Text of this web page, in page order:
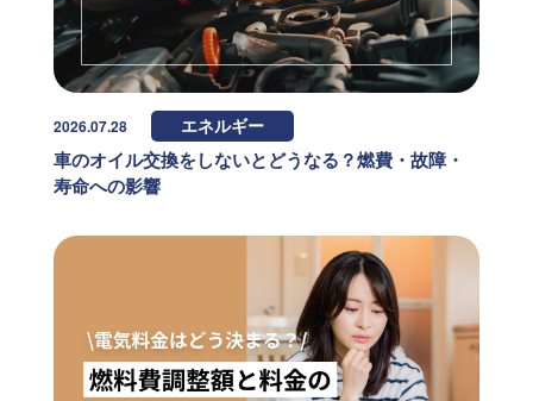
2026.07.28 エネルギー
車のオイル交換をしないとどうなる？燃費・故障・
寿命への影響